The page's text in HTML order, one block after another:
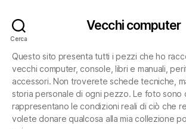
Cerca
Vecchi computer
Questo sito presenta tutti i pezzi che ho
vecchi computer, console, libri e manuali,
accessori. Non troverete schede tecniche,
storia personale di ogni pezzo. Le foto sono
rappresentano le condizioni reali di ciò che
volete donare qualcosa alla mia collezione